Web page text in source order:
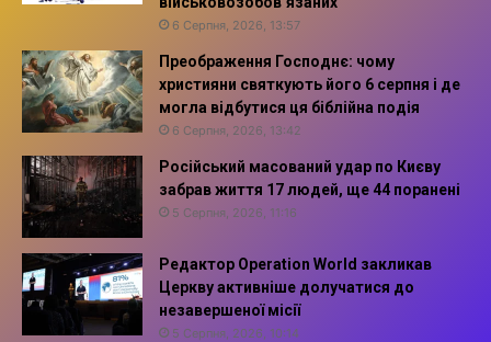
6 Серпня, 2026, 13:57
Преображення Господнє: чому
християни святкують його 6 серпня і де
могла відбутися ця біблійна подія
6 Серпня, 2026, 13:42
Російський масований удар по Києву
забрав життя 17 людей, ще 44 поранені
5 Серпня, 2026, 11:16
Редактор Operation World закликав
Церкву активніше долучатися до
незавершеної місії
5 Серпня, 2026, 10:14